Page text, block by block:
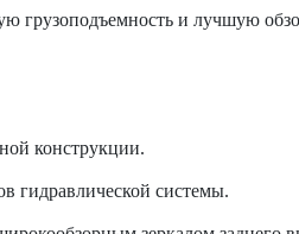
грузоподъемность и лучшую
конструкции.
гидравлической системы.